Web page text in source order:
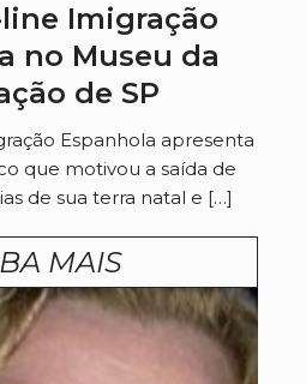
Imigração
no Museu da
de SP
Espanhola apresenta
que motivou a saída de
de sua terra natal e […]
MAIS